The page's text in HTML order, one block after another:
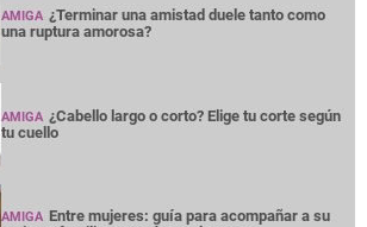
AMIGA ¿Terminar una amistad duele tanto como
una ruptura amorosa?
AMIGA ¿Cabello largo o corto? Elige tu corte según
tu cuello
AMIGA Entre mujeres: guía para acompañar a su